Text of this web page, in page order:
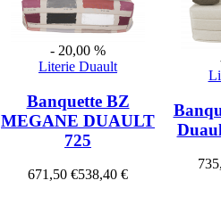
- 20,00 %
Literie Duault
Banquette BZ
MEGANE DUAULT
725
671,50 €538,40 €